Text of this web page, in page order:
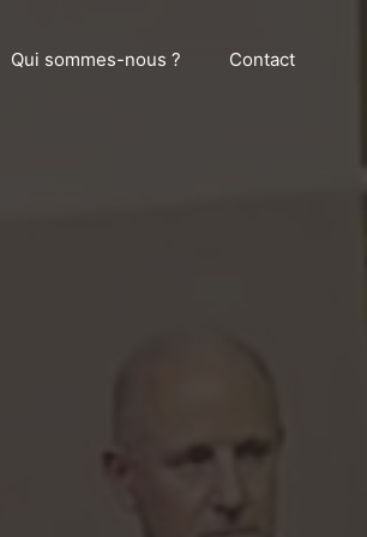
Qui sommes-nous ? Contact